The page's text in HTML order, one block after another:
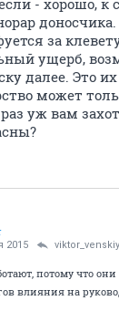
- хорошо,
за
ущерб,
далее. Это
может
уж вам
2015 viktor_venskiy
потому что
влияния на